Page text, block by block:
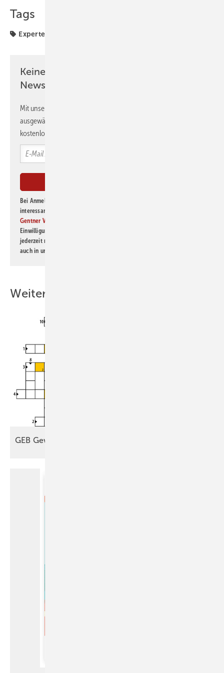
Tags
Expertenwissen
Keine Zeit? Kein Problem mit dem GEB
Newsletter!
Mit unserem Newsletter erhalten Sie regelmäßig von uns
ausgewählte Informationen und Neuigkeiten, gebündelt und
kostenlos direkt ins Postfach.
Bei Anmeldung zu diesem Newsletter bin ich damit einverstanden, über
interessante Verlags- und Online-Angebote
Gentner Verlag GmbH & Co. KG
Einwilligung kann ich jederzeit widerrufen und eine Abmeldung ist
jederzeit möglich. Informationen zum Umgang mit Daten finden Sie
auch in unserer
Weitere Inhalte
GEB Gewinnspiel